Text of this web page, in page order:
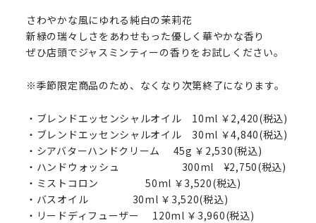
さわやかな風にゆれる純白の茉莉花
新緑の瑞々しさをあわせもった優しく華やかな香り
ぜひ店頭でジャスミンティーの香りをお試しください。
※季節限定商品のため、なくなり次第終了になります。
・ブレンドエッセンシャルオイル 10ml ￥2,420(税込)
・ブレンドエッセンシャルオイル 30ml ￥4,840(税込)
・シアバターハンドクリーム 45g ￥2,530(税込)
・ハンドウォッシュ 300ml ¥2,750(税込)
・ミストコロン 50ml ￥3,520(税込)
・バスオイル 30ml ￥3,520(税込)
・リードディフューザー 120ml ￥3,960(税込)